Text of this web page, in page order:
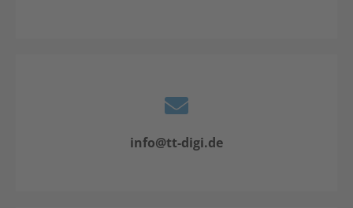
info@tt-digi.de